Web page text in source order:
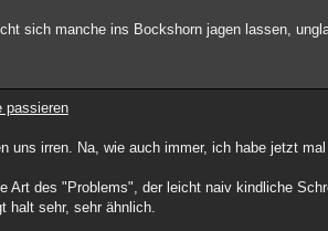
sich manche ins Bockshorn jagen lassen,
passieren
uns irren. Na, wie auch immer, ich habe jetzt
Art des "Problems", der leicht naiv kindliche
halt sehr, sehr ähnlich.